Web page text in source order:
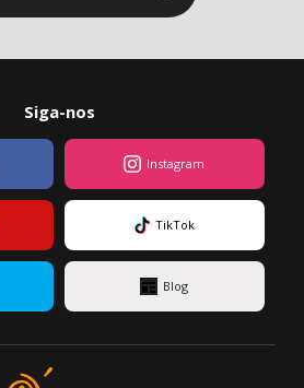
Siga-nos
Instagram
TikTok
Blog